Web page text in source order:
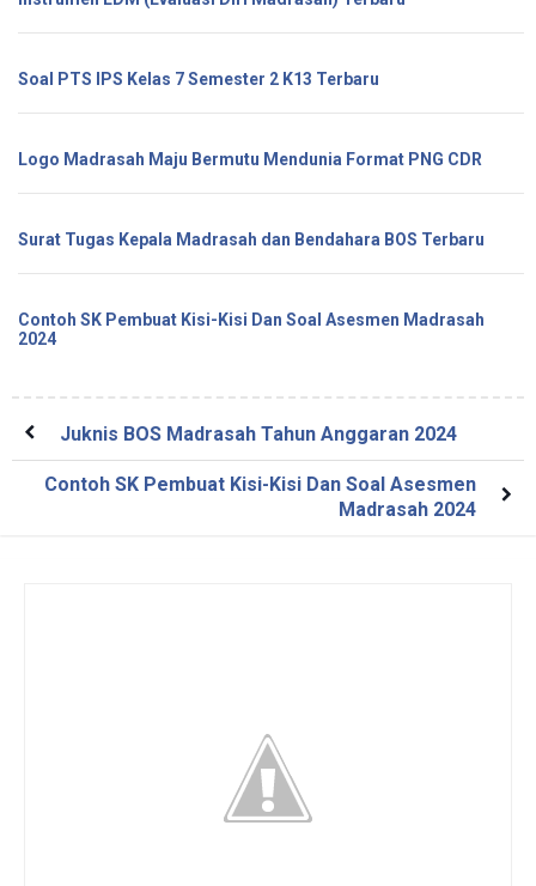
Soal PTS IPS Kelas 7 Semester 2 K13 Terbaru
Logo Madrasah Maju Bermutu Mendunia Format PNG CDR
Surat Tugas Kepala Madrasah dan Bendahara BOS Terbaru
Contoh SK Pembuat Kisi-Kisi Dan Soal Asesmen Madrasah
2024
Juknis BOS Madrasah Tahun Anggaran 2024
Contoh SK Pembuat Kisi-Kisi Dan Soal Asesmen
Madrasah 2024